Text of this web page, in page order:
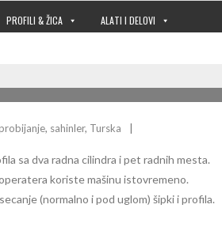
PROFILI & ŽICA ALATI I DELOVI
, sahinler, Turska
sa dva radna cilindra i pet radnih mesta.
koriste mašinu istovremeno.
(normalno i pod uglom) šipki i profila.